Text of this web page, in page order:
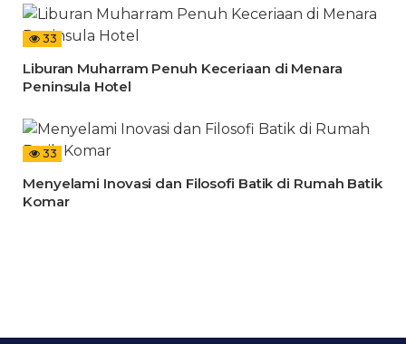
33
Liburan Muharram Penuh Keceriaan di Menara
Peninsula Hotel
33
Menyelami Inovasi dan Filosofi Batik di Rumah Batik
Komar